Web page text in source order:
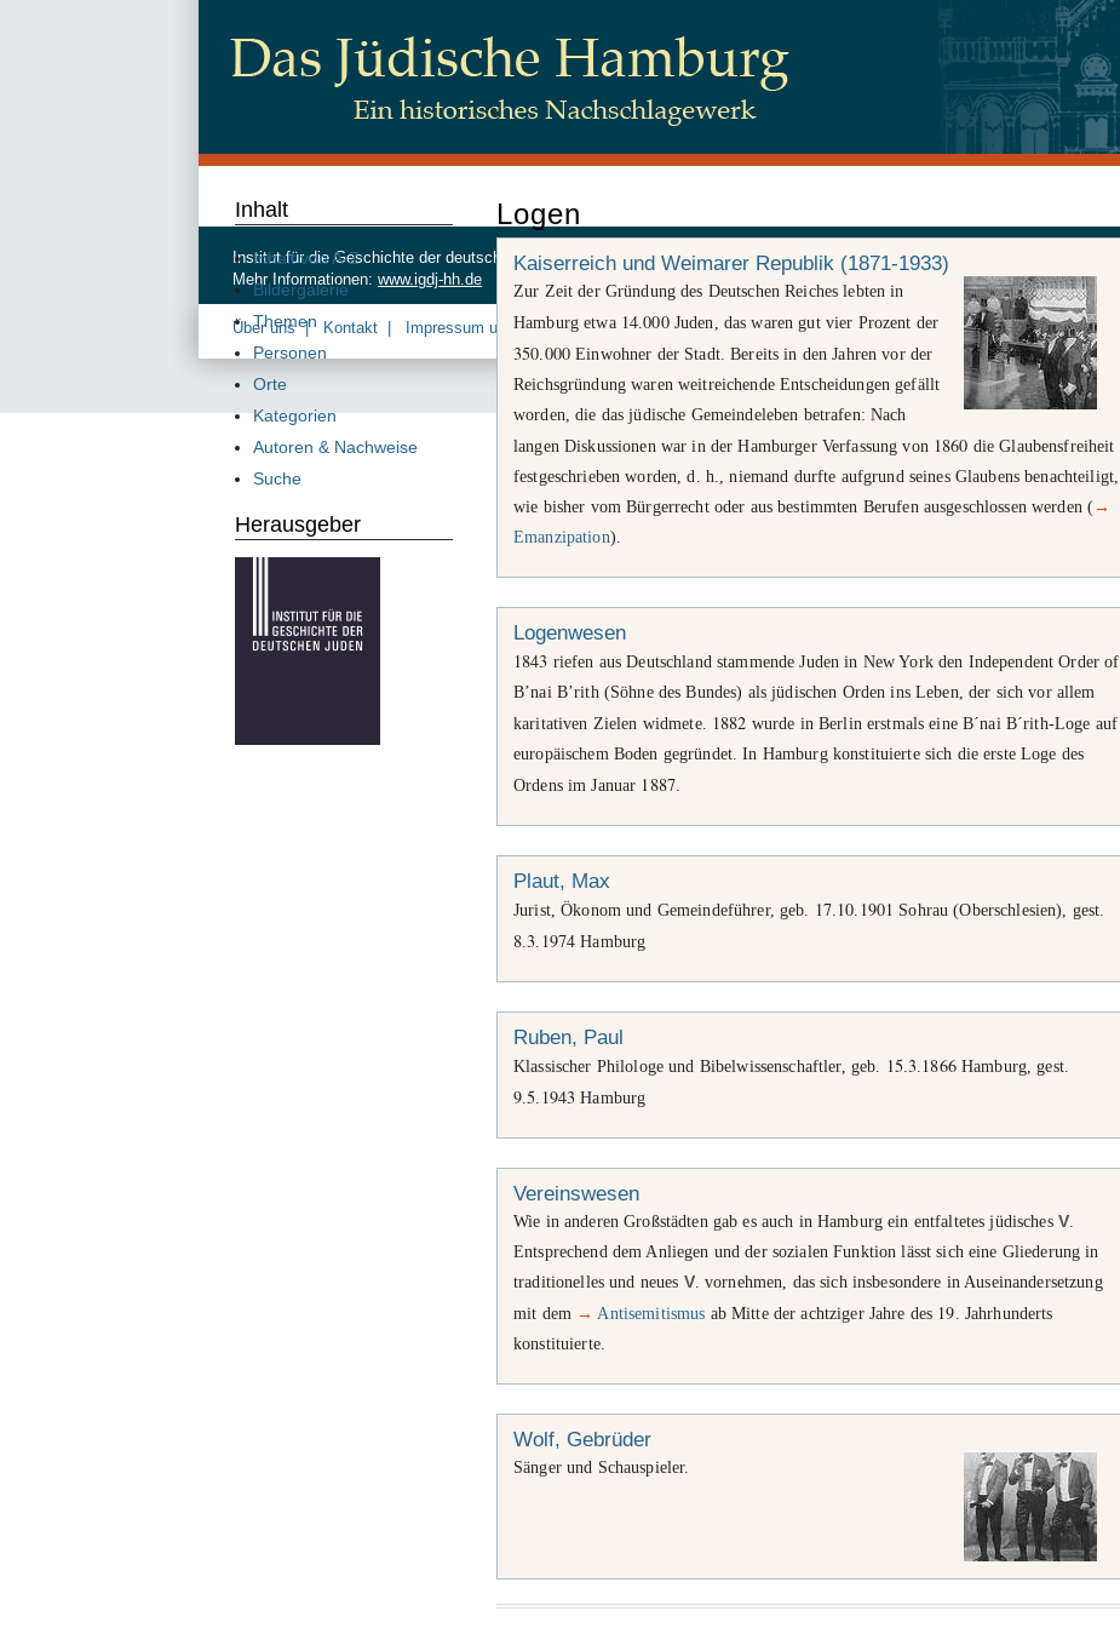
Logen
Kaiserreich und Weimarer Republik (1871-1933)
Zur Zeit der Gründung des Deutschen Reiches lebten in
Hamburg etwa 14 .000Juden, das waren gut vier Prozent der
350 000 Einwohner der Stadt. Bereits in den Jahren vor der
Reichsgründung waren weitreichende Entscheidungen gefällt
worden, die das jüdische Gemeindeleben betrafen: Nach
langen Diskussionen war in der Hamburger Verfassung von 1860 die Glaubensfreiheit
festgeschrieben worden, d. h., niemand durfte aufgrund seines Glaubens benachteiligt,
wie bisher vom Bürgerrecht oder aus bestimmten Berufen ausgeschlossen werden (→
Emanzipation).
Logenwesen
1843 riefen aus Deutschland stammende Juden in New York den Independent Order of
B’nai B’rith (Söhne des Bundes) als jüdischen Orden ins Leben, der sich vor allem
karitativen Zielen widmete.
1882 wurde in Berlin erstmals eine B´nai B´rith-Loge auf
europäischem Boden gegründet. In Hamburg konstituierte sich die erste Loge des
Ordens im Januar 1887
Plaut, Max
Jurist, Ökonom und Gemeindeführer, geb. 17 10 1901 Sohrau (Oberschlesien), gest.
8 3 1974 Hamburg
Ruben, Paul
Klassischer Philologe und Bibelwissenschaftler, geb. 15. 3 1866Hamburg, gest.
9 .5 1943 Hamburg
Vereinswesen
Wie in anderen Großstädten gab es auch in Hamburg ein entfaltetes jüdisches V
Entsprechend dem Anliegen und der sozialen Funktion lässt sich eine Gliederung in
traditionelles und neues V. vornehmen, das sich insbesondere in Auseinandersetzung
mit dem → Antisemitismus ab Mitte der achtziger Jahre des 19 . Jahrhunderts
konstituierte.
Wolf, Gebrüder
Sänger und Schauspieler.
Inhalt
Inhalt von A-Z
Bildergalerie
Themen
Personen
Orte
Kategorien
Autoren & Nachweise
Suche
Herausgeber
Institut für die Geschichte der deutschen Juden, Beim Schlump 83, 20144 Hamburg
Mehr Informationen: www.igdj-hh.de
Über uns Kontakt Impressum und Datenschutz